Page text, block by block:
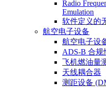
Radio
Emulation
软件定义的
航空电子设备
航空电子设
ADS-B 合规
飞机燃油量
天线耦合器
测距设备